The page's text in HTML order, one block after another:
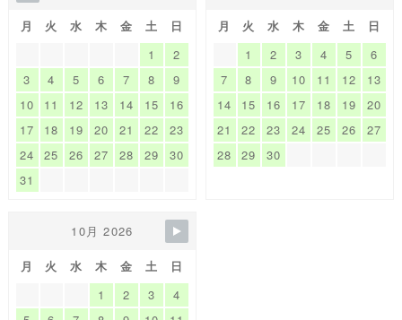
月 火 水 木 金 土
日
1
2
3
4 5 6 7 8
9
10
11 12 13 14 15
16
17
18 19 20 21 22
23
24
25 26 27 28 29
30
31
月 火 水 木 金 土
日
1
2 3 4 5
6
7
8 9 10 11 12
13
14
15 16 17 18 19
20
21
22 23 24 25 26
27
28
29 30
10月 2026
月 火 水 木 金 土
日
1
2 3
4